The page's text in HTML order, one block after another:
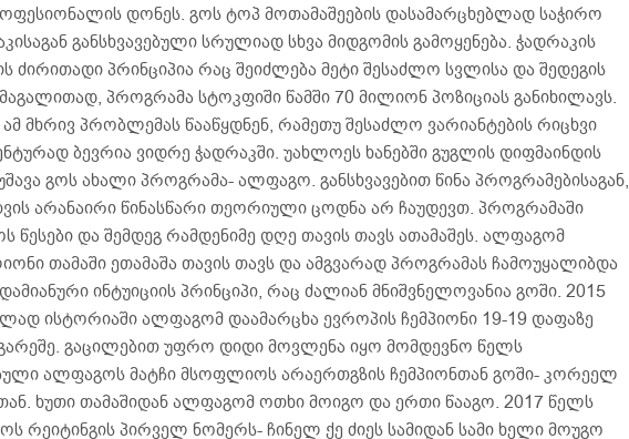
დონეს. გოს ტოპ მოთამაშეების დასამარცხებლად საჭირო
განსხვავებული სრულიად სხვა მიდგომის გამოყენება. ჭადრაკის
ძირითადი პრინციპია რაც შეიძლება მეტი შესაძლო სვლისა და შედეგის
პროგრამა სტოკფიში წამში 70 მილიონ პოზიციას განიხილავს.
მხრივ პრობლემას წააწყდნენ, რამეთუ შესაძლო ვარიანტების რიცხვი
ბევრია ვიდრე ჭადრაკში. უახლოეს ხანებში გუგლის დიფმაინდის
გოს ახალი პროგრამა- ალფაგო. განსხვავებით წინა პროგრამებისაგან,
არანაირი წინასწარი თეორიული ცოდნა არ ჩაუდევთ. პროგრამაში
წესები და შემდეგ რამდენიმე დღე თავის თავს ათამაშეს. ალფაგომ
თამაში ეთამაშა თავის თავს და ამგვარად პროგრამას ჩამოუყალიბდა
ინტუიციის პრინციპი, რაც ძალიან მნიშვნელოვანია გოში. 2015
ისტორიაში ალფაგომ დაამარცხა ევროპის ჩემპიონი 19-19 დაფაზე
გარეშე. გაცილებით უფრო დიდი მოვლენა იყო მომდევნო წელს
ალფაგოს მატჩი მსოფლიოს არაერთგზის ჩემპიონთან გოში- კორეელ
ხუთი თამაშიდან ალფაგომ ოთხი მოიგო და ერთი წააგო. 2017 წელს
რეიტინგის პირველ ნომერს- ჩინელ ქე ძიეს სამიდან სამი ხელი მოუგო